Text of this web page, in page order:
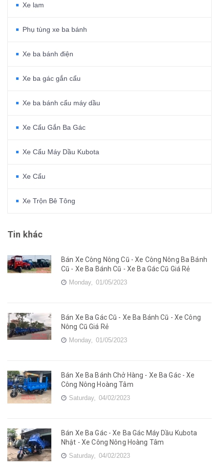
Xe lam
Phụ tùng xe ba bánh
Xe ba bánh điện
Xe ba gác gắn cẩu
Xe ba bánh cẩu máy dầu
Xe Cẩu Gắn Ba Gác
Xe Cẩu Máy Dầu Kubota
Xe Cẩu
Xe Trộn Bê Tông
Tin khác
Bán Xe Công Nông Cũ - Xe Công Nông Ba Bánh
Cũ - Xe Ba Bánh Cũ - Xe Ba Gác Cũ Giá Rẻ
Monday, 01/05/2023
Bán Xe Ba Gác Cũ - Xe Ba Bánh Cũ - Xe Công
Nông Cũ Giá Rẻ
Monday, 01/05/2023
Bán Xe Ba Bánh Chở Hàng - Xe Ba Gác - Xe
Công Nông Hoàng Tâm
Saturday, 04/02/2023
Bán Xe Ba Gác - Xe Ba Gác Máy Dầu Kubota
Nhật - Xe Công Nông Hoàng Tâm
Saturday, 04/02/2023